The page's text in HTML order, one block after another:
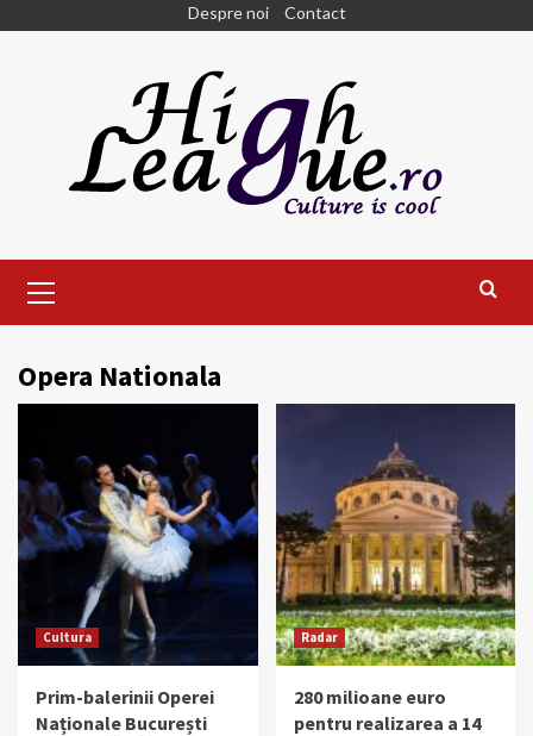
Despre noi Contact
Menu
Opera Nationala
Cultura
Prim-balerinii Operei
Naționale București
Radar
280 milioane euro
pentru realizarea a 14